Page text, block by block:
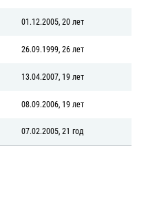
01.12.2005, 20 лет
26.09.1999, 26 лет
13.04.2007, 19 лет
08.09.2006, 19 лет
07.02.2005, 21 год